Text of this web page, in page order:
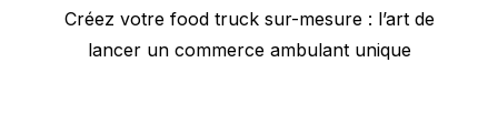
NextCréez votre food truck sur-mesure : l’art de
lancer un commerce ambulant unique